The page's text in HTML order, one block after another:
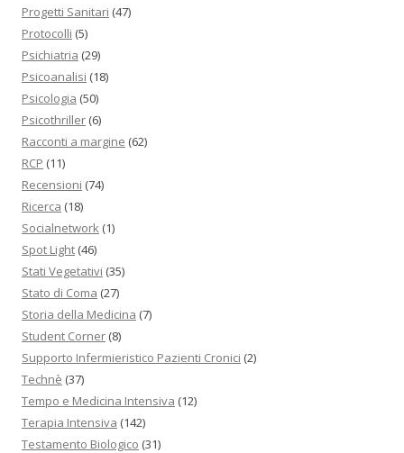
Progetti Sanitari (47)
Protocolli (5)
Psichiatria (29)
Psicoanalisi (18)
Psicologia (50)
Psicothriller (6)
Racconti a margine (62)
RCP (11)
Recensioni (74)
Ricerca (18)
Socialnetwork (1)
Spot Light (46)
Stati Vegetativi (35)
Stato di Coma (27)
Storia della Medicina (7)
Student Corner (8)
Supporto Infermieristico Pazienti Cronici (2)
Technè (37)
Tempo e Medicina Intensiva (12)
Terapia Intensiva (142)
Testamento Biologico (31)